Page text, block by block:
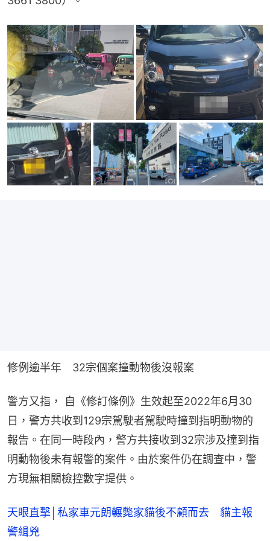
修例逾半年　32宗個案撞動物後沒報案
警方又指， 自《修訂條例》生效起至2022年6月30
日，警方共收到129宗駕駛者駕駛時撞到指明動物的
報告。在同一時段內，警方共接收到32宗涉及撞到指
明動物後未有報警的案件。由於案件仍在調查中，警
方現無相關檢控數字提供。
天眼直擊│私家車元朗輾斃家貓後不顧而去 貓主報
警緝兇